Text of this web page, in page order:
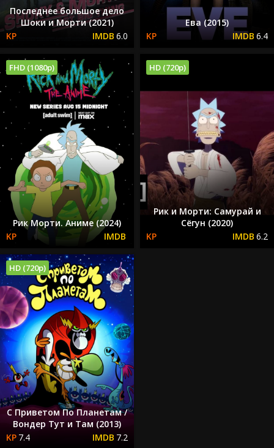
Последнее большое дело
Шоки и Морти (2021)
6.0
Ева (2015)
6.4
FHD (1080p)
Рик Морти. Аниме (2024)
HD (720p)
Рик и Морти: Самурай и
Сёгун (2020)
6.2
HD (720p)
С Приветом По Планетам /
Вондер Тут и Там (2013)
7.4
7.2